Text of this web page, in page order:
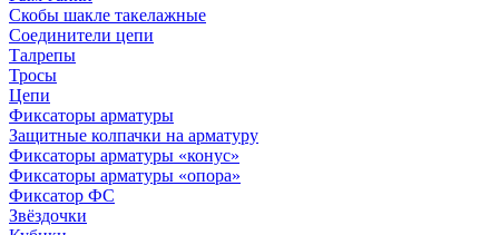
Скобы шакле такелажные
Соединители цепи
Талрепы
Тросы
Цепи
Фиксаторы арматуры
Защитные колпачки на арматуру
Фиксаторы арматуры «конус»
Фиксаторы арматуры «опора»
Фиксатор ФС
Звёздочки